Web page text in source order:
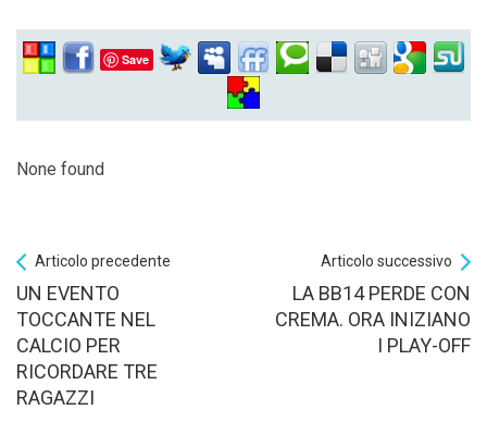
Save
None found
Articolo precedente
UN EVENTO
TOCCANTE NEL
CALCIO PER
RICORDARE TRE
RAGAZZI
Articolo successivo
LA BB14 PERDE CON
CREMA. ORA INIZIANO
I PLAY-OFF